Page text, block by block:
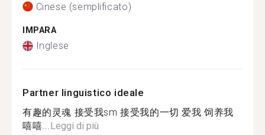
Cinese (semplificato)
IMPARA
Inglese
Partner linguistico ideale
有趣的灵魂 接受我sm 接受我的一切 爱我 饲养我
嘻嘻...Leggi di più